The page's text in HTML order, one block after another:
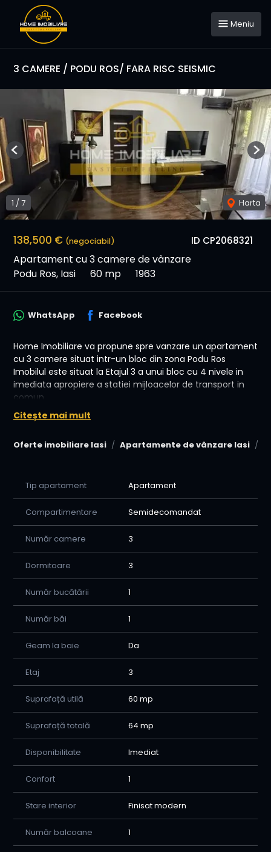
Meniu
3 CAMERE / PODU ROS/ FARA RISC SEISMIC
ID CP2068321
138,500 € (negociabil)
Apartament cu 3 camere de vânzare
Podu Ros, Iasi
60 mp 1963
1 /7 Harta
Previous
Oferte imobiliare Iasi Apartamente de vânzare Iasi
WhatsApp Facebook
Home Imobiliare va propune spre vanzare un apartament
cu 3 camere situat intr-un bloc din zona Podu Ros
Imobilul este situat la Etajul 3 a unui bloc cu 4 nivele in
imediata apropiere a statiei mijloacelor de transport in
comun.
Apartamentul este dotat cu:
- tamplarie PVC
Pret 138 500 Euro!
-Oferim consiliere si asistenta permanenta pana la
semnarea contractului de vanzare cumparare (relatia
vanzator-cumparator-banca-notar, cat si alte institutii)
-Va sprijinim in procesul de creditare avand o relatie de
colaborare stransa cu bancile comerciale care activeaza
in orasul nostru.
-Asiguram consilierea juridica de la momentul la care v-
ati hotarat sa cumparati imobilul pana la finalizarea
vanzarii.
Pentru a afla mai multe detalii si a programa o vizionare
Citește mai mult
Tip apartament Apartament
Compartimentare Semidecomandat
Număr camere 3
Dormitoare 3
Număr bucătării 1
Număr băi 1
Geam la baie Da
Etaj 3
Suprafață utilă 60 mp
Suprafață totală 64 mp
Disponibilitate Imediat
Confort 1
Stare interior Finisat modern
Număr balcoane 1